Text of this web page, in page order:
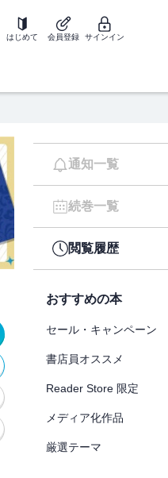
はじめて 会員登録 サインイン
通知一覧
続巻一覧
閲覧履歴
おすすめの本
セール・キャンペーン
書店員オススメ
Reader Store 限定
メディア化作品
厳選テーマ